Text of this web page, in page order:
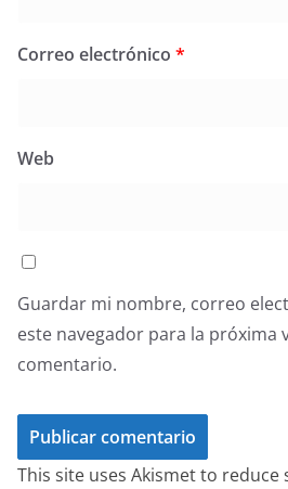
Correo electrónico *
Web
Guardar mi nombre, correo
este navegador para la próxima
comentario.
This site uses Akismet to reduce